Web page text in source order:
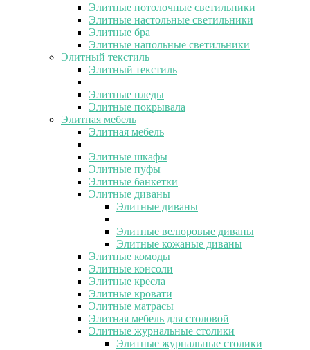
Элитные потолочные светильники
Элитные настольные светильники
Элитные бра
Элитные напольные светильники
Элитный текстиль
Элитный текстиль
Элитные пледы
Элитные покрывала
Элитная мебель
Элитная мебель
Элитные шкафы
Элитные пуфы
Элитные банкетки
Элитные диваны
Элитные диваны
Элитные велюровые диваны
Элитные кожаные диваны
Элитные комоды
Элитные консоли
Элитные кресла
Элитные кровати
Элитные матрасы
Элитная мебель для столовой
Элитные журнальные столики
Элитные журнальные столики